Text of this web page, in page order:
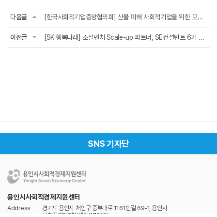
다음글 [한국사회적기업중앙협의회] 산불 피해 사회적기업을 위한 모금 안내(~4.30.(수))
이전글 [SK 행복나래] 소셜벤처 Scale-up 파트너, SE컨설턴트 6기 참여기업 모집 (~4/22)
SNS 기자단
용인시사회적경제지원센터
Address
경기도 용인시 처인구 중부대로 1161번길 69-1, 용인시
사회적경제지원센터(17019)